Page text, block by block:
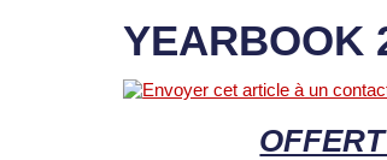
YEARBOOK